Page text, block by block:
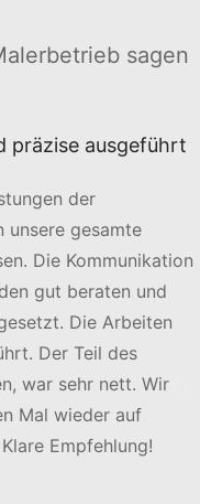
sagen
präzise ausgeführt
der
unsere gesamte
Die Kommunikation
gut beraten und
Die Arbeiten
Der Teil des
war sehr nett. Wir
Mal wieder auf
Empfehlung!